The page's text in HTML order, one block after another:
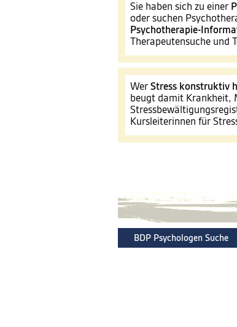
Sie haben sich zu einer
oder suchen
Psychotherapie-
Therapeutensuche und
Wer Stress konstruktiv
beugt damit Krankheit,
Kursleiterinnen für
BDP Psychologen Suche